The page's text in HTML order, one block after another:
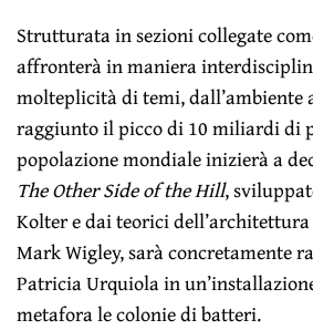
Strutturata in sezioni collegate
affronterà in maniera
molteplicità di temi, dall’ambiente
raggiunto il picco di 10 miliardi di
popolazione mondiale inizierà a
The Other Side of the Hill,
Kolter e dai teorici
Mark Wigley, sarà concretamente
Patricia Urquiola in
metafora le colonie di batteri.